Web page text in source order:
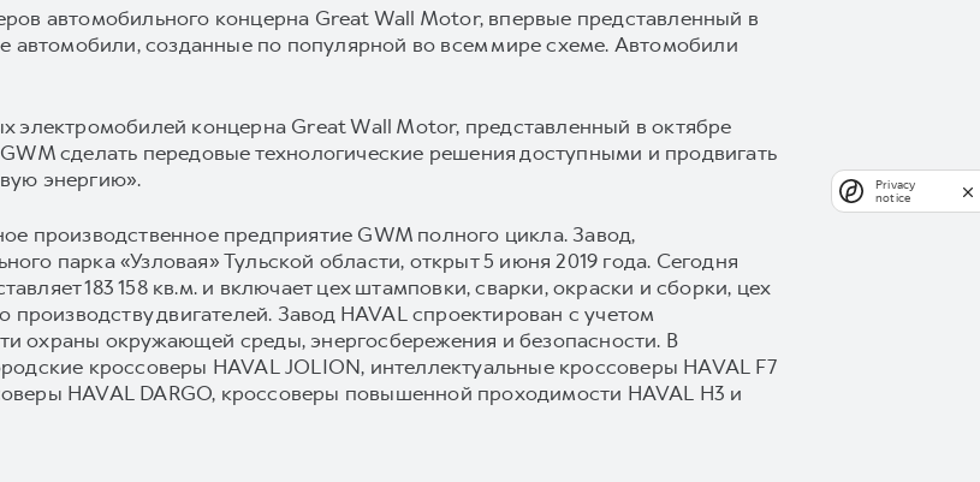
автомобильного концерна Great Wall Motor, впервые представленный в
автомобили, созданные по популярной во всем мире схеме. Автомобили
электромобилей концерна Great Wall Motor, представленный в октябре
сделать передовые технологические решения доступными и продвигать
энергию».
производственное предприятие GWM полного цикла. Завод,
парка «Узловая» Тульской области, открыт 5 июня 2019 года. Сегодня
183 158 кв.м. и включает цех штамповки, сварки, окраски и сборки, цех
двигателей. Завод HAVAL спроектирован с учетом
охраны окружающей среды, энергосбережения и безопасности. В
кроссоверы HAVAL JOLION, интеллектуальные кроссоверы HAVAL F7
HAVAL DARGO, кроссоверы повышенной проходимости HAVAL H3 и
Privacy
notice